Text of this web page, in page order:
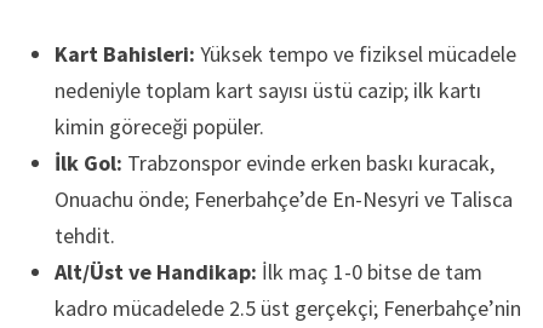
Kart Bahisleri: Yüksek tempo ve fiziksel mücadele
nedeniyle toplam kart sayısı üstü cazip; ilk kartı
kimin göreceği popüler.
İlk Gol: Trabzonspor evinde erken baskı kuracak,
Onuachu önde; Fenerbahçe’de En-Nesyri ve Talisca
tehdit.
Alt/Üst ve Handikap: İlk maç 1-0 bitse de tam
kadro mücadelede 2.5 üst gerçekçi; Fenerbahçe’nin